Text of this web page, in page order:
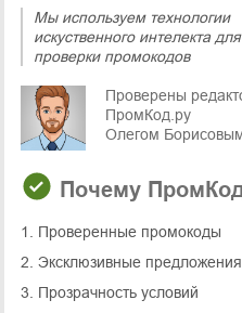
Мы используем технологии
искуственного интелекта для
проверки промокодов
Проверены
ПромКод.ру
Олегом
Почему
1. Проверенные промокоды
2. Эксклюзивные предложения
3. Прозрачность условий